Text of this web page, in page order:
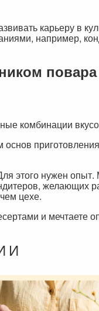
карьеру в
например,
повара
комбинации
этого нужен
желающих
цехе.
и мечтаете